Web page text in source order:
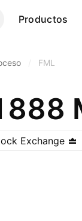
Productos
FML
Exchange